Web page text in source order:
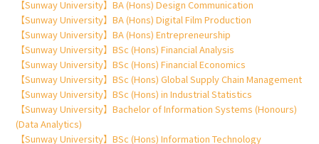
【Sunway University】BA (Hons) Design Communication
【Sunway University】BA (Hons) Digital Film Production
【Sunway University】BA (Hons) Entrepreneurship
【Sunway University】BSc (Hons) Financial Analysis
【Sunway University】BSc (Hons) Financial Economics
【Sunway University】BSc (Hons) Global Supply Chain Management
【Sunway University】BSc (Hons) in Industrial Statistics
【Sunway University】Bachelor of Information Systems (Honours)
(Data Analytics)
【Sunway University】BSc (Hons) Information Technology